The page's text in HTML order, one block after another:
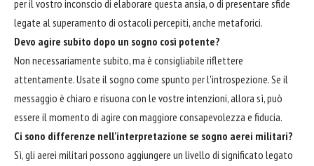
per il vostro inconscio di elaborare questa ansia, o di presentare sfide
legate al superamento di ostacoli percepiti, anche metaforici.
Devo agire subito dopo un sogno così potente?
Non necessariamente subito, ma è consigliabile riflettere
attentamente. Usate il sogno come spunto per l'introspezione. Se il
messaggio è chiaro e risuona con le vostre intenzioni, allora sì, può
essere il momento di agire con maggiore consapevolezza e fiducia.
Ci sono differenze nell'interpretazione se sogno aerei militari?
Sì, gli aerei militari possono aggiungere un livello di significato legato